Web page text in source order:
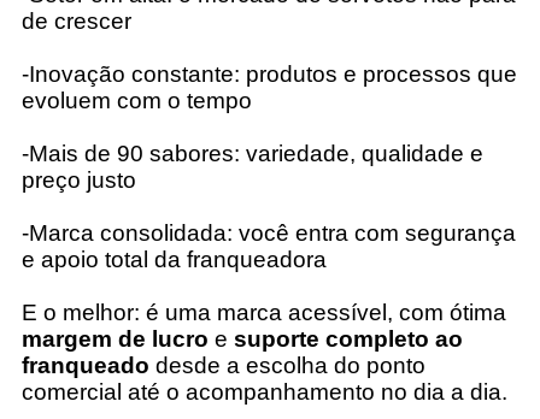
de crescer
-Inovação constante: produtos e processos que
evoluem com o tempo
-Mais de 90 sabores: variedade, qualidade e
preço justo
-Marca consolidada: você entra com segurança
e apoio total da franqueadora
E o melhor: é uma marca acessível, com ótima
margem de lucro e suporte completo ao
franqueado desde a escolha do ponto
comercial até o acompanhamento no dia a dia.